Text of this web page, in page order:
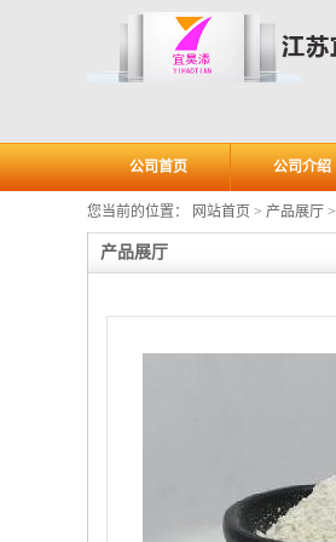
公司首页 公司介绍
您当前的位置： 网站首页 > 产品展厅 >
产品展厅